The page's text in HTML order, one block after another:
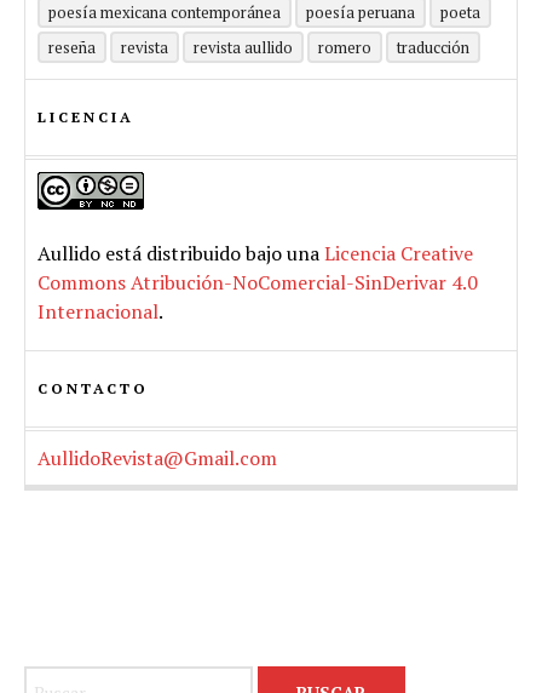
poesía mexicana contemporánea
poesía peruana
poeta
reseña
revista revista aullido romero traducción
LICENCIA
Aullido está distribuido bajo unaLicencia Creative
Commons Atribución-NoComercial-SinDerivar 4.0
Internacional.
CONTACTO
AullidoRevista@Gmail.com